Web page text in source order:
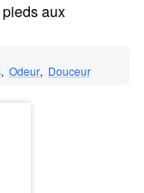
aux
, Odeur, Douceur